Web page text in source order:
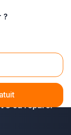
?
(82)
dénicher en
et-Garonne,
ou réparer